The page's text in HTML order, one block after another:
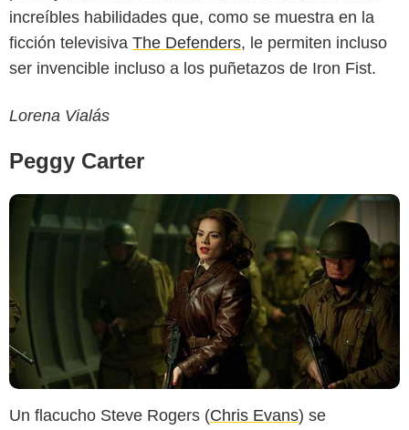
increíbles habilidades que, como se muestra en la
ficción televisiva The Defenders, le permiten incluso
ser invencible incluso a los puñetazos de Iron Fist.
Lorena Vialás
Peggy Carter
Un flacucho Steve Rogers (Chris Evans) se